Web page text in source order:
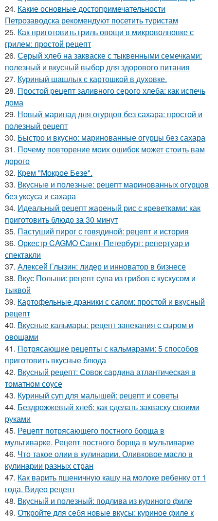
24. Какие основные достопримечательности
Петрозаводска рекомендуют посетить туристам
25. Как приготовить гриль овощи в микроволновке с
грилем: простой рецепт
26. Серый хлеб на закваске с тыквенными семечками:
полезный и вкусный выбор для здорового питания
27. Куриный шашлык с картошкой в духовке.
28. Простой рецепт заливного серого хлеба: как испечь
дома
29. Новый маринад для огурцов без сахара: простой и
полезный рецепт
30. Быстро и вкусно: маринованные огурцы без сахара
31. Почему повторение моих ошибок может стоить вам
дорого
32. Крем "Мокрое Безе".
33. Вкусные и полезные: рецепт маринованных огурцов
без уксуса и сахара
34. Идеальный рецепт жареный рис с креветками: как
приготовить блюдо за 30 минут
35. Пастуший пирог с говядиной: рецепт и история
36. Оркестр CAGMO Санкт-Петербург: репертуар и
спектакли
37. Алексей Глызин: лидер и инноватор в бизнесе
38. Вкус Польши: рецепт супа из грибов с кускусом и
тыквой
39. Картофельные драники с салом: простой и вкусный
рецепт
40. Вкусные кальмары: рецепт запекания с сыром и
овощами
41. Потрясающие рецепты с кальмарами: 5 способов
приготовить вкусные блюда
42. Вкусный рецепт: Совок сардина атлантическая в
томатном соусе
43. Куриный суп для малышей: рецепт и советы
44. Бездрожжевый хлеб: как сделать закваску своими
руками
45. Рецепт потрясающего постного борща в
мультиварке. Рецепт постного борща в мультиварке
46. Что такое олии в кулинарии. Оливковое масло в
кулинарии разных стран
47. Как варить пшеничную кашу на молоке ребенку от 1
года. Видео рецепт
48. Вкусный и полезный: подлива из куриного филе
49. Откройте для себя новые вкусы: куриное филе к